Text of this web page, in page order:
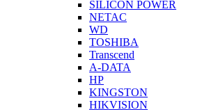
SILICON POWER
NETAC
WD
TOSHIBA
Transcend
A-DATA
HP
KINGSTON
HIKVISION